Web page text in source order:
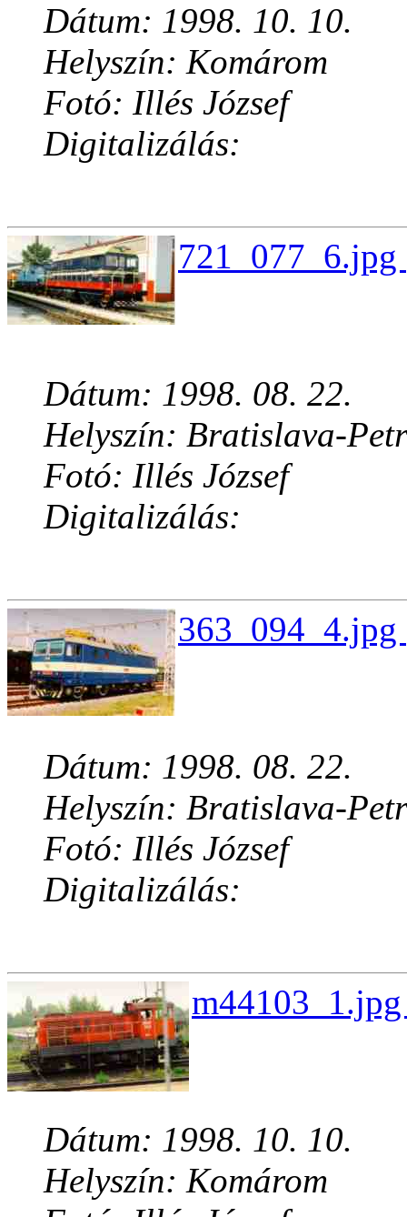
Dátum: 1998. 10. 10.
Helyszín: Komárom
Fotó: Illés József
Digitalizálás:
Dátum: 1998. 08. 22.
Helyszín: Bratislava-
Fotó: Illés József
Digitalizálás:
Dátum: 1998. 08. 22.
Helyszín: Bratislava-
Fotó: Illés József
Digitalizálás:
Dátum: 1998. 10. 10.
Helyszín: Komárom